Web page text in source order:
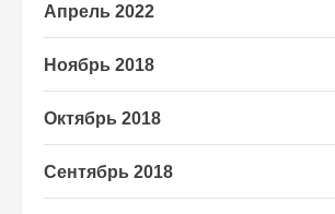
Апрель 2022
Ноябрь 2018
Октябрь 2018
Сентябрь 2018